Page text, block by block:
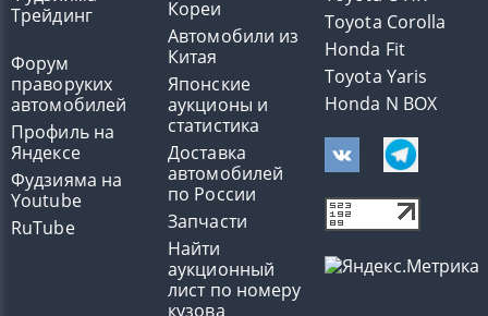
Трейдинг
Форум
праворуких
автомобилей
Профиль на
Яндексе
Фудзияма на
Youtube
RuTube
Кореи
Автомобили из
Китая
Японские
аукционы и
статистика
Доставка
автомобилей
по России
Запчасти
Найти
аукционный
лист по номеру
кузова
Toyota Corolla
Honda Fit
Toyota Yaris
Honda N BOX